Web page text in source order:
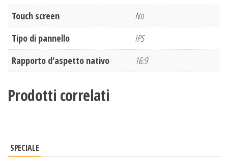
Touch screen
No
Tipo di pannello
IPS
Rapporto d'aspetto nativo
16:9
Prodotti correlati
SPECIALE